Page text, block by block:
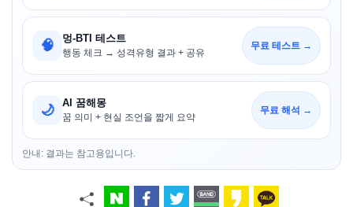
🧠 멍-BTI 테스트
행동 체크 → 성격유형 결과 + 공유
무료 테스트 →
🌙 AI 꿈해몽
꿈 의미 + 현실 조언을 짧게 요약
무료 해석 →
안내: 결과는 참고용입니다.